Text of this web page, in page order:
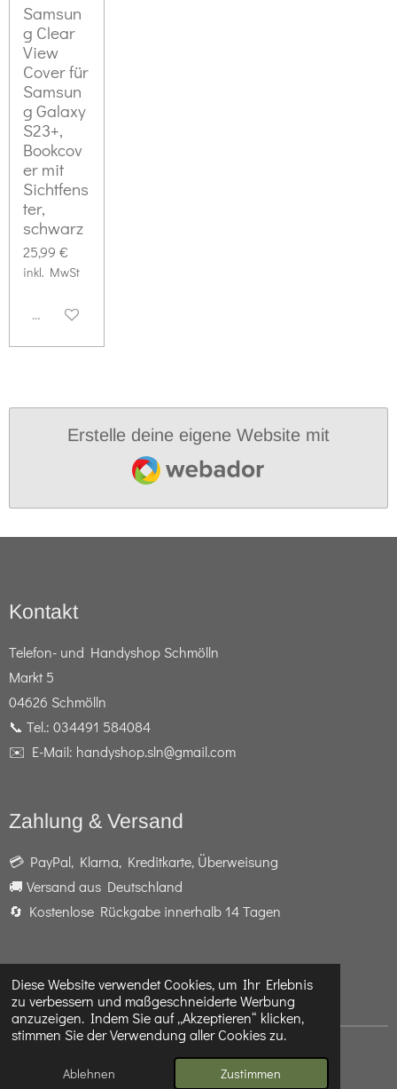
Diese Website verwendet Cookies, um Ihr Erlebnis
zu verbessern und maßgeschneiderte Werbung
anzuzeigen. Indem Sie auf „Akzeptieren“ klicken,
stimmen Sie der Verwendung aller Cookies zu.
Ablehnen Zustimmen
Samsun
g Clear
View
Cover für
Samsun
g Galaxy
S23+,
Bookcov
er mit
Sichtfens
ter,
schwarz
25,99 €
inkl. MwSt
Deaktiviert
Erstelle deine eigene Website mit
Webador
Kontakt
Telefon- und Handyshop Schmölln
Markt 5
04626 Schmölln
📞 Tel.: 034491 584084
✉️ E-Mail: handyshop.sln@gmail.com
Zahlung & Versand
💳 PayPal, Klarna, Kreditkarte, Überweisung
🚚 Versand aus Deutschland
🔄 Kostenlose Rückgabe innerhalb 14 Tagen
F
a
c
e
I
n
s
t
a
W
h
a
t
s
A
© 2024 - 2026 Telefon- und Handyshop Schmölln
Mit Unterstützung von